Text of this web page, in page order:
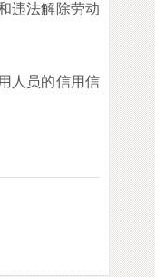
违法解除劳动
人员的信用信